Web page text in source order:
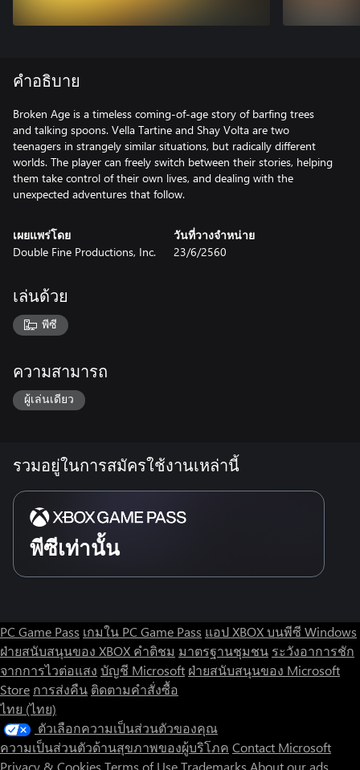
คำอธิบาย
Broken Age is a timeless coming-of-age story of barfing trees
and talking spoons. Vella Tartine and Shay Volta are two
teenagers in strangely similar situations, but radically different
worlds. The player can freely switch between their stories, helping
them take control of their own lives, and dealing with the
unexpected adventures that follow.
เผยแพร่โดย
Double Fine Productions, Inc.
วันที่วางจำหน่าย
23/6/2560
เล่นด้วย
พีซี
ความสามารถ
ผู้เล่นเดียว
รวมอยู่ในการสมัครใช้งานเหล่านี้
พีซีเท่านั้น
PC Game Pass เกมใน PC Game Pass แอป XBOX บนพีซี Windows
ฝ่ายสนับสนุนของ XBOX คำติชม มาตรฐานชุมชน ระวังอาการชัก
จากการไวต่อแสง บัญชี Microsoft ฝ่ายสนับสนุนของ Microsoft
Store การส่งคืน ติดตามคำสั่งซื้อ
ไทย (ไทย)
ตัวเลือกความเป็นส่วนตัวของคุณ
ความเป็นส่วนตัวด้านสุขภาพของผู้บริโภค Contact Microsoft
Privacy & Cookies Terms of UseTrademarks About our ads